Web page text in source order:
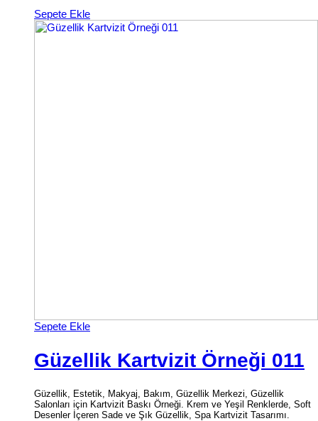
Sepete Ekle
Sepete Ekle
Güzellik Kartvizit Örneği 011
Güzellik, Estetik, Makyaj, Bakım, Güzellik Merkezi, Güzellik
Salonları için Kartvizit Baskı Örneği. Krem ve Yeşil Renklerde, Soft
Desenler İçeren Sade ve Şık Güzellik, Spa Kartvizit Tasarımı.